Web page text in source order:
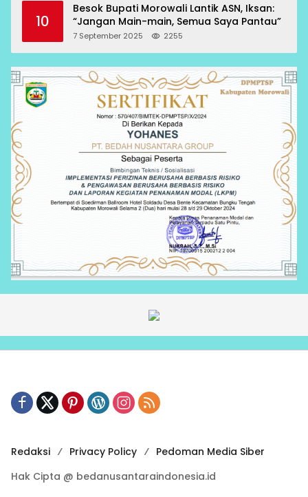
10
Besok Bupati Morowali Lantik ASN, Iksan:
“Jangan Main-main, Semua Saya Pantau”
7 September 2025 2255
Redaksi Privacy Policy
Pedoman Media Siber
Hak Cipta @ bedanusantaraindonesia.id